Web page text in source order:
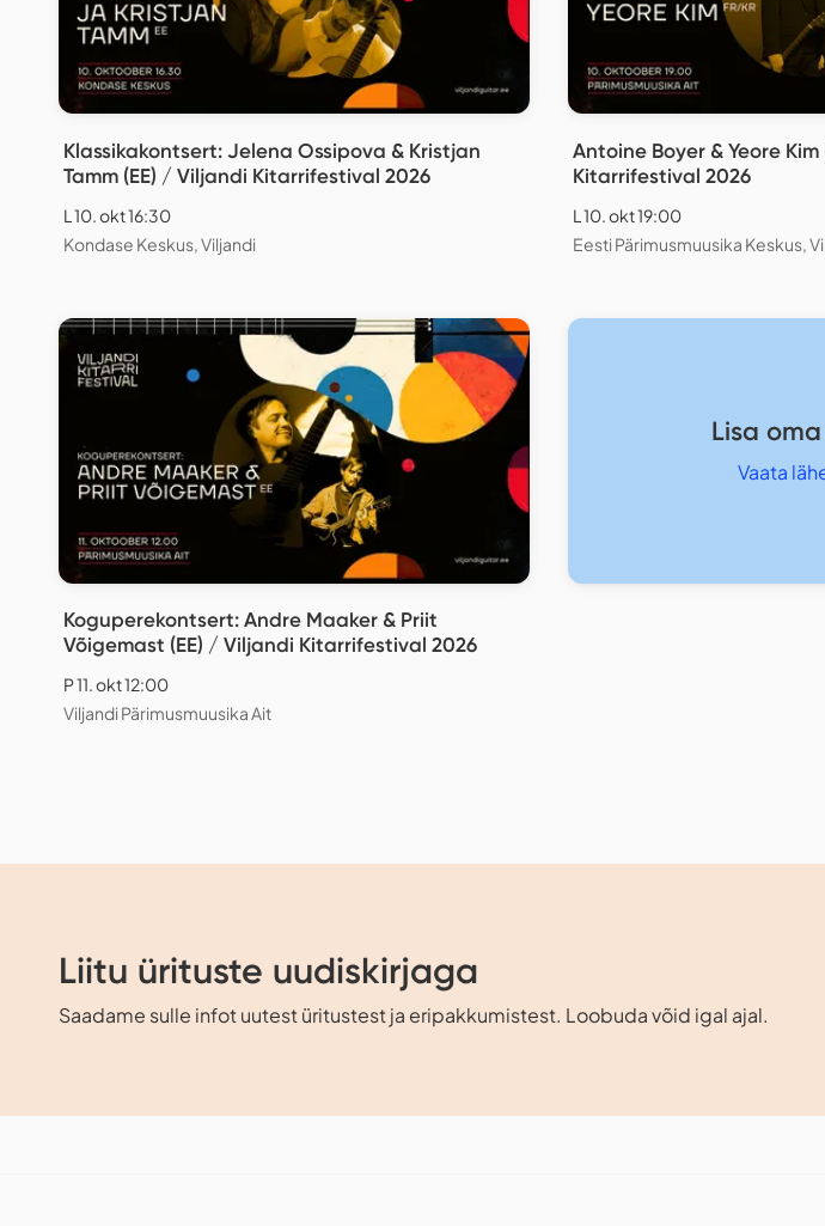
Klassikakontsert: Jelena Ossipova & Kristjan
Tamm (EE) / Viljandi Kitarrifestival 2026
L 10. okt 16:30
Kondase Keskus, Viljandi
Antoine Boyer & Yeore Kim (FR/
Kitarrifestival 2026
L 10. okt 19:00
Eesti Pärimusmuusika Keskus,
Koguperekontsert: Andre Maaker & Priit
Võigemast (EE) / Viljandi Kitarrifestival 2026
P 11. okt 12:00
Viljandi Pärimusmuusika Ait
Lisa
Vaata
Liitu ürituste uudiskirjaga
Saadame sulle infot uutest üritustest ja eripakkumistest. Loobuda võid igal ajal.